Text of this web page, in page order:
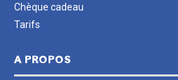
Chèque cadeau
Tarifs
A PROPOS